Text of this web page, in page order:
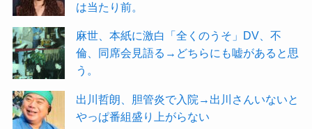
は当たり前。
麻世、本紙に激白「全くのうそ」DV、不
倫、同席会見語る→どちらにも嘘があると思
う。
出川哲朗、胆管炎で入院→出川さんいないと
やっぱ番組盛り上がらない